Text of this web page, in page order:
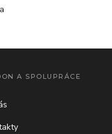
A SPOLUPRÁCE